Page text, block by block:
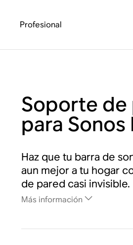
Profesional
Soporte de
para Sonos
Haz que tu barra de
aun mejor a tu hogar
de pared casi invisible.
Más información